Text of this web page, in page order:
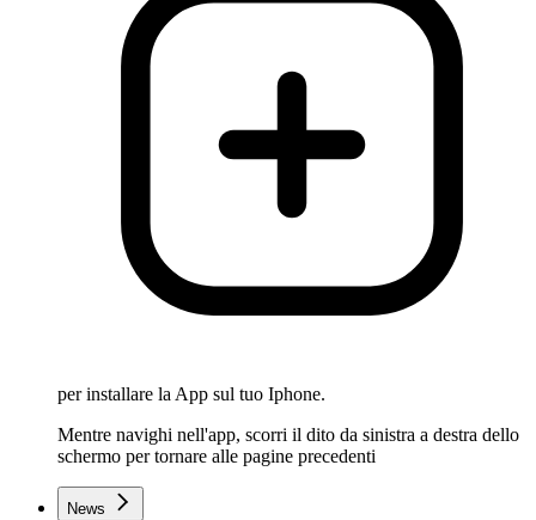
per installare la App sul tuo Iphone.
Mentre navighi nell'app, scorri il dito da sinistra a destra dello
schermo per tornare alle pagine precedenti
News